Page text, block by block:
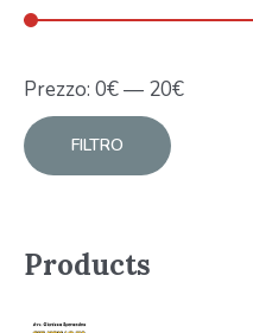
FILTRO
Prezzo: 0€— 20€
Products